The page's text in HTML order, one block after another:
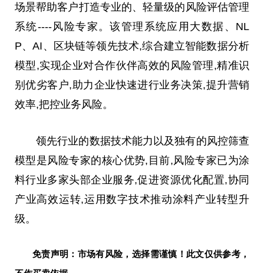
场景帮助客户打造专业的、轻量级的风险评估管理
系统----风险专家。该管理系统应用大数据、NL
P、AI、区块链等领先技术,综合建立智能数据分析
模型,实现企业对合作伙伴高效的风险管理,精准识
别优劣客户,助力企业快速进行业务决策,提升营销
效率,把控业务风险。
领先行业的数据技术能力以及独有的风控筛查
模型是风险专家的核心优势,目前,风险专家已为涂
料行业多家头部企业服务,促进资源优化配置,协同
产业高效运转,运用数字技术推动涂料产业转型升
级。
免责声明：市场有风险，选择需谨慎！此文仅供参考，